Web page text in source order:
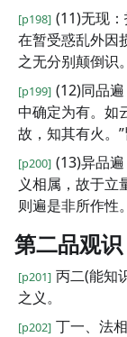
[p198] (11)无现
在暂受惑乱外因
之无分别颠倒识。
[p199] (12)同品
中确定为有。如
故，知其有火。
[p200] (13)异品
义相属，故于立
则遍是非所作性
第二品观识
[p201] 丙二(能知
之义。
[p202] 丁一、法